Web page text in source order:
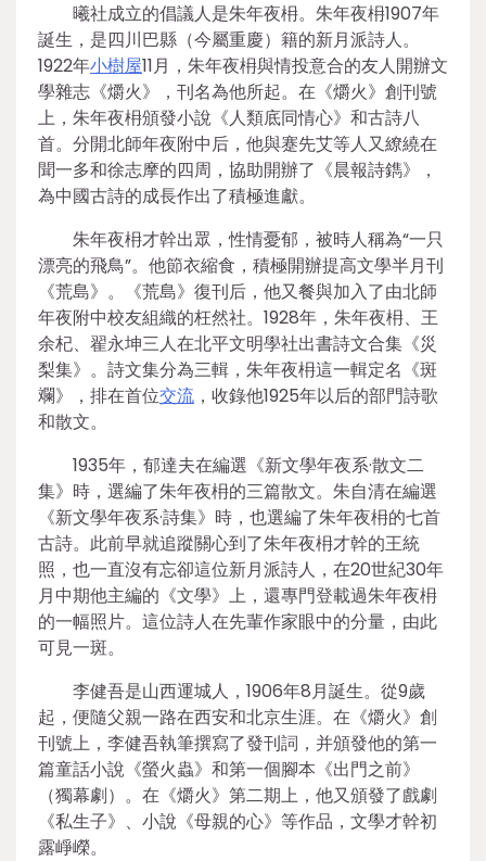
曦社成立的倡議人是朱年夜枏。朱年夜枏1907年
誕生，是四川巴縣（今屬重慶）籍的新月派詩人。
1922年小樹屋11月，朱年夜枏與情投意合的友人開辦文
學雜志《爝火》，刊名為他所起。在《爝火》創刊號
上，朱年夜枏頒發小說《人類底同情心》和古詩八
首。分開北師年夜附中后，他與蹇先艾等人又繚繞在
聞一多和徐志摩的四周，協助開辦了《晨報詩鐫》，
為中國古詩的成長作出了積極進獻。
朱年夜枏才幹出眾，性情憂郁，被時人稱為“一只
漂亮的飛鳥”。他節衣縮食，積極開辦提高文學半月刊
《荒島》。《荒島》復刊后，他又餐與加入了由北師
年夜附中校友組織的枉然社。1928年，朱年夜枏、王
余杞、翟永坤三人在北平文明學社出書詩文合集《災
梨集》。詩文集分為三輯，朱年夜枏這一輯定名《斑
斕》，排在首位交流 ，收錄他1925年以后的部門詩歌
和散文。
1935年，郁達夫在編選《新文學年夜系·散文二
集》時，選編了朱年夜枏的三篇散文。朱自清在編選
《新文學年夜系·詩集》時，也選編了朱年夜枏的七首
古詩。此前早就追蹤關心到了朱年夜枏才幹的王統
照，也一直沒有忘卻這位新月派詩人，在20世紀30年
月中期他主編的《文學》上，還專門登載過朱年夜枏
的一幅照片。這位詩人在先輩作家眼中的分量，由此
可見一斑。
李健吾是山西運城人，1906年8月誕生。從9歲
起，便隨父親一路在西安和北京生涯。在《爝火》創
刊號上，李健吾執筆撰寫了發刊詞，并頒發他的第一
篇童話小說《螢火蟲》和第一個腳本《出門之前》
（獨幕劇）。在《爝火》第二期上，他又頒發了戲劇
《私生子》、小說《母親的心》等作品，文學才幹初
露崢嶸。